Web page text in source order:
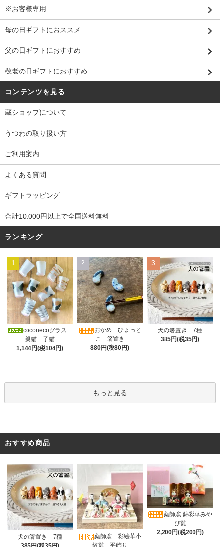
※お客様専用
母の日ギフトにおススメ
父の日ギフトにおすすめ
敬老の日ギフトにおすすめ
コンテンツを見る
蔵ショップについて
うつわの取り扱い方
ご利用案内
よくある質問
ギフトラッピング
合計10,000円以上で全国送料無料
ランキング
1
coconecoグラス
親猫 子猫
1,144円(税104円)
2
おかめ ひょっと
こ 箸置き
880円(税80円)
3
犬の箸置き 7種
385円(税35円)
もっと見る
おすすめ商品
犬の箸置き 7種
385円(税35円)
薬師窯 彩絵華小
紋雛 平飾り
薬師窯 錦彩華みや
び雛
2,200円(税200円)